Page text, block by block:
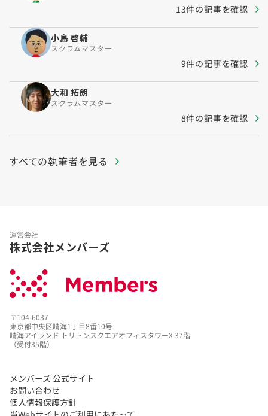
13件の記事を確認
小島 啓輔
スクラムマスター
9件の記事を確認
大和 拓朗
スクラムマスター
8件の記事を確認
すべての執筆者を見る
運営会社
株式会社メンバーズ
〒104-6037
東京都中央区晴海1丁目8番10号
晴海アイランド トリトンスクエアオフィスタワーX 37階
（受付35階）
メンバーズ 公式サイト
お問い合わせ
個人情報保護方針